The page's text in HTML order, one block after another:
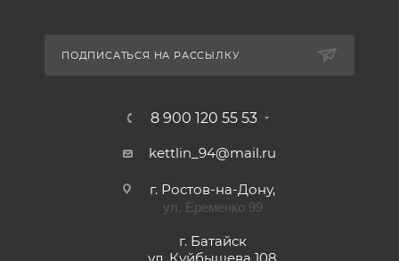
ПОДПИСАТЬСЯ НА РАССЫЛКУ
8 900 120 55 53
kettlin_94@mail.ru
г. Ростов-на-Дону,
ул. Еременко 99
г. Батайск